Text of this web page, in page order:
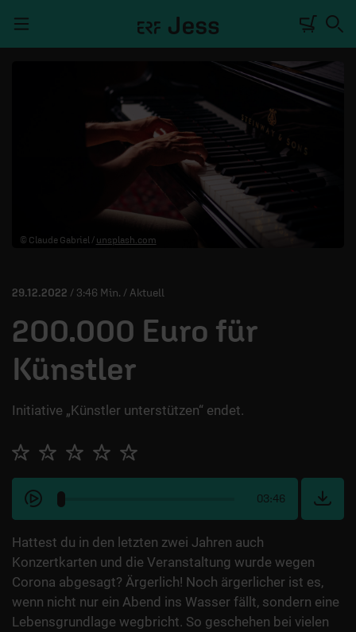
MITMACHEN
ÜBER UNS
© Claude Gabriel / unsplash.com
29.12.2022 / 3:46 Min. / Aktuell
200.000 Euro für
Künstler
Initiative „Künstler unterstützen“ endet.
03:46
Hattest du in den letzten zwei Jahren auch
Konzertkarten und die Veranstaltung wurde wegen
Corona abgesagt? Ärgerlich! Noch ärgerlicher ist es,
wenn nicht nur ein Abend ins Wasser fällt, sondern eine
Lebensgrundlage wegbricht. So geschehen bei vielen